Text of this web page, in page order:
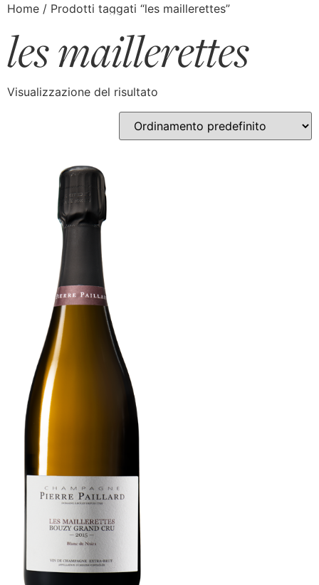
Home / Prodotti taggati “les maillerettes”
les maillerettes
Visualizzazione del risultato